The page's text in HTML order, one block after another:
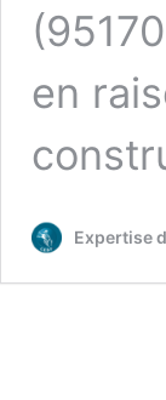
en
Expertise